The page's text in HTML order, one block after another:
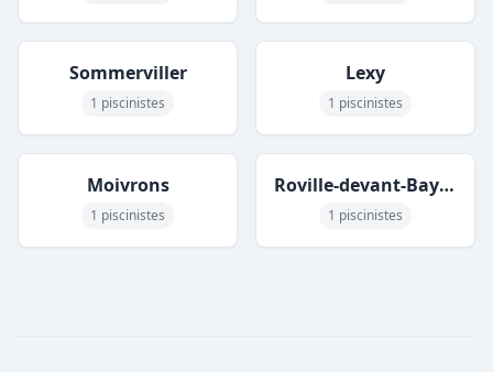
Sommerviller
1 piscinistes
Lexy
1 piscinistes
Moivrons
1 piscinistes
Roville-devant-Bayon
1 piscinistes